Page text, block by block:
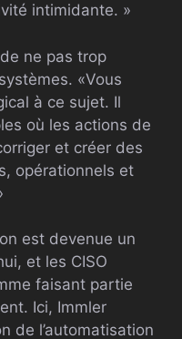
intimidante. »
ne pas trop
«Vous
à ce sujet. Il
où les actions de
et créer des
opérationnels et
est devenue un
et les CISO
faisant partie
Ici, Immler
de l’automatisation